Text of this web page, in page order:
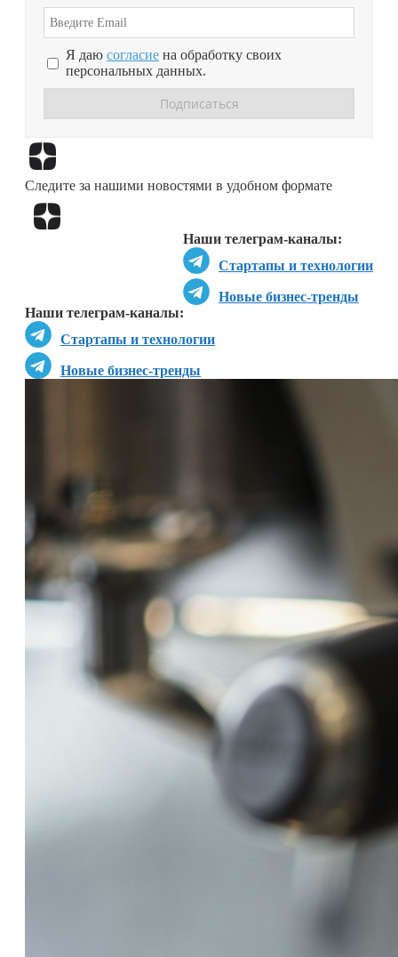
Я даю согласие на обработку своих
персональных данных.
Следите за нашими новостями в удобном формате
Наши телеграм-каналы:
Стартапы и технологии
Новые бизнес-тренды
Наши телеграм-каналы:
Стартапы и технологии
Новые бизнес-тренды